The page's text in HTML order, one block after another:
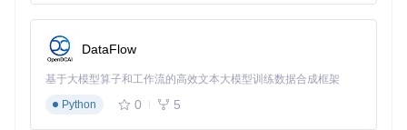
3. 运行监控阶段
启动主程序后，系统进入三状态循环：
待机状态：低资源消耗模式（CPU占用<5%）
DataFlow
基于大模型算子和工作流的高效文本大模型训练数据合成框架
Python
0 5